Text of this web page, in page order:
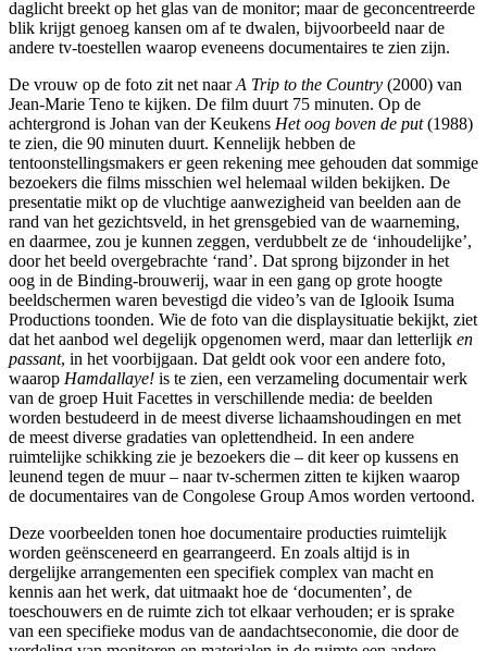
daglicht breekt op het glas van de monitor; maar de geconcentreerde
blik krijgt genoeg kansen om af te dwalen, bijvoorbeeld naar de
andere tv-toestellen waarop eveneens documentaires te zien zijn.
De vrouw op de foto zit net naarA Trip to the Country (2000) van
Jean-Marie Teno te kijken. De film duurt 75 minuten. Op de
achtergrond is Johan van der Keukens Het oog boven de put(1988)
te zien, die 90 minuten duurt. Kennelijk hebben de
tentoonstellingsmakers er geen rekening mee gehouden dat sommige
bezoekers die films misschien wel helemaal wilden bekijken. De
presentatie mikt op de vluchtige aanwezigheid van beelden aan de
rand van het gezichtsveld, in het grensgebied van de waarneming,
en daarmee, zou je kunnen zeggen, verdubbelt ze de ‘inhoudelijke’,
door het beeld overgebrachte ‘rand’. Dat sprong bijzonder in het
oog in de Binding-brouwerij, waar in een gang op grote hoogte
beeldschermen waren bevestigd die video’s van de Iglooik Isuma
Productions toonden. Wie de foto van die displaysituatie bekijkt, ziet
dat het aanbod wel degelijk opgenomen werd, maar dan letterlijk en
passant, in het voorbijgaan. Dat geldt ook voor een andere foto,
waarop Hamdallaye! is te zien, een verzameling documentair werk
van de groep Huit Facettes in verschillende media: de beelden
worden bestudeerd in de meest diverse lichaamshoudingen en met
de meest diverse gradaties van oplettendheid. In een andere
ruimtelijke schikking zie je bezoekers die – dit keer op kussens en
leunend tegen de muur – naar tv-schermen zitten te kijken waarop
de documentaires van de Congolese Group Amos worden vertoond.
Deze voorbeelden tonen hoe documentaire producties ruimtelijk
worden geënsceneerd en gearrangeerd. En zoals altijd is in
dergelijke arrangementen een specifiek complex van macht en
kennis aan het werk, dat uitmaakt hoe de ‘documenten’, de
toeschouwers en de ruimte zich tot elkaar verhouden; er is sprake
van een specifieke modus van de aandachtseconomie, die door de